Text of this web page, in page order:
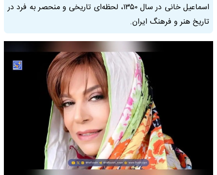
اسماعیل خانی در سال ۱۳۵۰، لحظه‌ای تاریخی و منحصر به فرد در
تاریخ هنر و فرهنگ ایران.